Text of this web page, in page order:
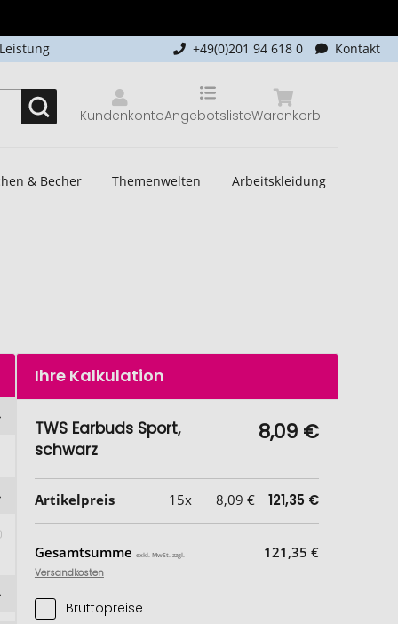
+49(0)201 94 618 0 Kontakt
Kundenkonto Warenkorb
Angebotsliste
& Becher Themenwelten Arbeitskleidung
Ihre Kalkulation
TWS Earbuds Sport,
schwarz
8,09 €
Artikelpreis 15x 8,09 € 121,35 €
Gesamtsumme exkl. MwSt. zzgl.
Versandkosten
121,35 €
Bruttopreise